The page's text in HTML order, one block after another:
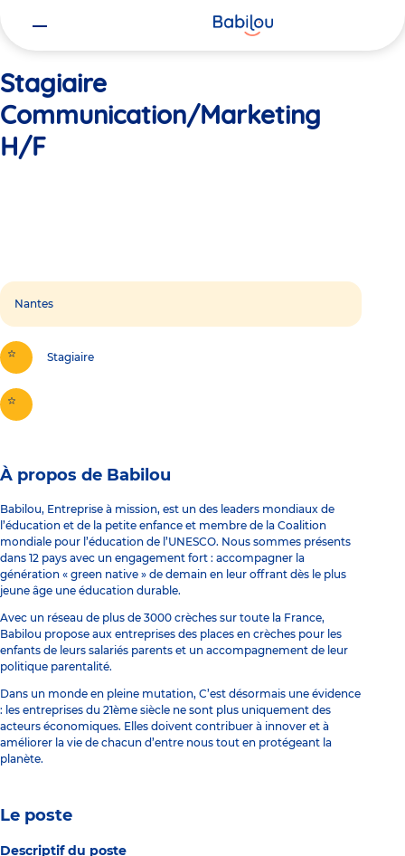
Stagiaire
Communication/Marketing
H/F
Nantes
Stagiaire
À propos de Babilou
Babilou, Entreprise à mission, est un des leaders mondiaux de
l’éducation et de la petite enfance et membre de la Coalition
mondiale pour l’éducation de l’UNESCO. Nous sommes présents
dans 12 pays avec un engagement fort : accompagner la
génération « green native » de demain en leur offrant dès le plus
jeune âge une éducation durable.
Avec un réseau de plus de 3000 crèches sur toute la France,
Babilou propose aux entreprises des places en crèches pour les
enfants de leurs salariés parents et un accompagnement de leur
politique parentalité.
Dans un monde en pleine mutation, C’est désormais une évidence
: les entreprises du 21ème siècle ne sont plus uniquement des
acteurs économiques. Elles doivent contribuer à innover et à
améliorer la vie de chacun d’entre nous tout en protégeant la
planète.
Le poste
Descriptif du poste